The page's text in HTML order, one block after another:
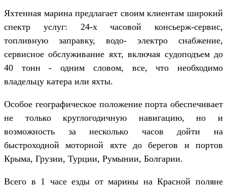
Яхтенная марина предлагает своим клиентам широкий
спектр услуг: 24-х часовой консьерж-сервис,
топливную заправку, водо- электро снабжение,
сервисное обслуживание яхт, включая судоподъем до
40 тонн - одним словом, все, что необходимо
владельцу катера или яхты.
Особое географическое положение порта обеспечивает
не только круглогодичную навигацию, но и
возможность за несколько часов дойти на
быстроходной моторной яхте до берегов и портов
Крыма, Грузии, Турции, Румынии, Болгарии.
Всего в 1 часе езды от марины на Красной поляне